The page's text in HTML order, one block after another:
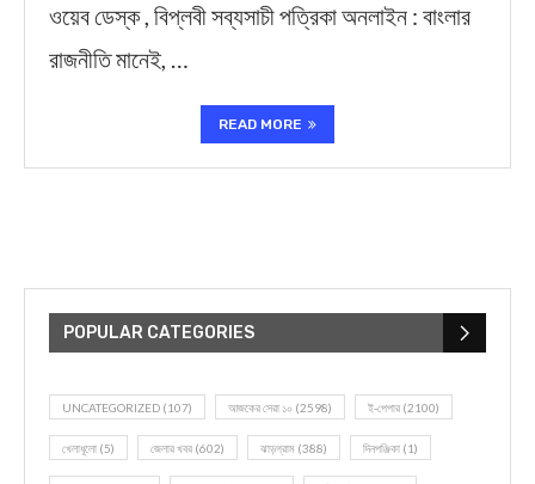
ওয়েব ডেস্ক , বিপ্লবী সব্যসাচী পত্রিকা অনলাইন : বাংলার
রাজনীতি মানেই, …
READ MORE
POPULAR CATEGORIES
UNCATEGORIZED (107) আজকের সেরা ১০ (2598) ই-পেপার (2100)
খেলাধূলো (5) জেলার খবর (602) ঝাড়গ্রাম (388) দিনপঞ্জিকা (1)